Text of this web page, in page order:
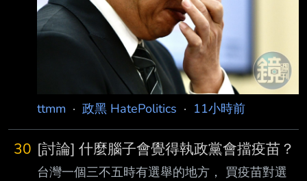
ttmm · 政黑 HatePolitics · 11小時前
30 [討論] 什麼腦子會覺得執政黨會擋疫苗？
台灣一個三不五時有選舉的地方， 買疫苗對選